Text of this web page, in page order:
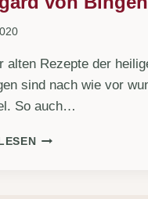
alten Rezepte der
sind nach wie vor
So auch…
VEILCHEN-